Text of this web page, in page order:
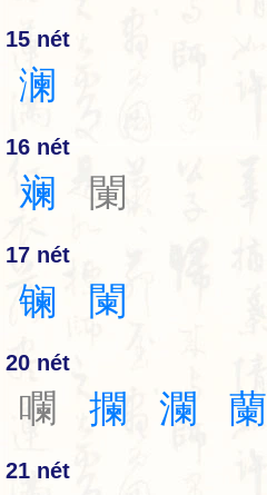
15 nét
澜
16 nét
斓 䦨
17 nét
镧 闌
20 nét
㘓 攔 瀾 蘭
21 nét